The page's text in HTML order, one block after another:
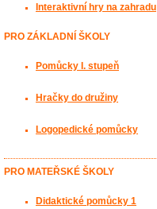
Interaktivní hry na zahradu
PRO ZÁKLADNÍ ŠKOLY
Pomůcky I. stupeň
Hračky do družiny
Logopedické pomůcky
PRO MATEŘSKÉ ŠKOLY
Didaktické pomůcky 1